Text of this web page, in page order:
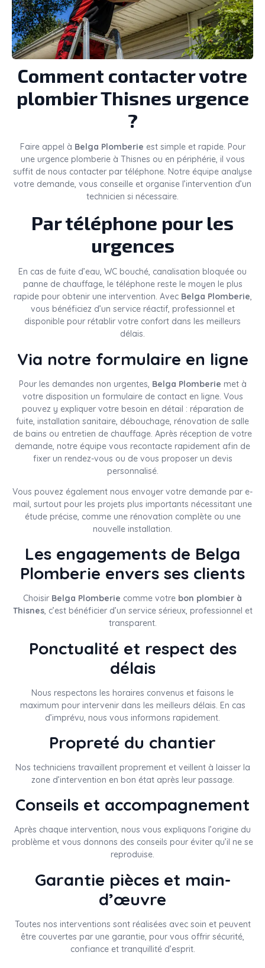
Comment contacter votre
plombier Thisnes urgence
?
Faire appel à Belga Plomberie est simple et rapide. Pour
une urgence plomberie à Thisnes ou en périphérie, il vous
suffit de nous contacter par téléphone. Notre équipe analyse
votre demande, vous conseille et organise l’intervention d’un
technicien si nécessaire.
Par téléphone pour les
urgences
En cas de fuite d’eau, WC bouché, canalisation bloquée ou
panne de chauffage, le téléphone reste le moyen le plus
rapide pour obtenir une intervention. Avec Belga Plomberie,
vous bénéficiez d’un service réactif, professionnel et
disponible pour rétablir votre confort dans les meilleurs
délais.
Via notre formulaire en ligne
Pour les demandes non urgentes, Belga Plomberie met à
votre disposition un formulaire de contact en ligne. Vous
pouvez y expliquer votre besoin en détail : réparation de
fuite, installation sanitaire, débouchage, rénovation de salle
de bains ou entretien de chauffage. Après réception de votre
demande, notre équipe vous recontacte rapidement afin de
fixer un rendez-vous ou de vous proposer un devis
personnalisé.
Vous pouvez également nous envoyer votre demande par e-
mail, surtout pour les projets plus importants nécessitant une
étude précise, comme une rénovation complète ou une
nouvelle installation.
Les engagements de Belga
Plomberie envers ses clients
Choisir Belga Plomberie comme votre bon plombier à
Thisnes, c’est bénéficier d’un service sérieux, professionnel et
transparent.
Ponctualité et respect des
délais
Nous respectons les horaires convenus et faisons le
maximum pour intervenir dans les meilleurs délais. En cas
d’imprévu, nous vous informons rapidement.
Propreté du chantier
Nos techniciens travaillent proprement et veillent à laisser la
zone d’intervention en bon état après leur passage.
Conseils et accompagnement
Après chaque intervention, nous vous expliquons l’origine du
problème et vous donnons des conseils pour éviter qu’il ne se
reproduise.
Garantie pièces et main-
d’œuvre
Toutes nos interventions sont réalisées avec soin et peuvent
être couvertes par une garantie, pour vous offrir sécurité,
confiance et tranquillité d’esprit.